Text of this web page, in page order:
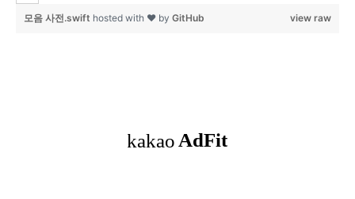
view raw
모음 사전.swift hosted with ❤ by GitHub